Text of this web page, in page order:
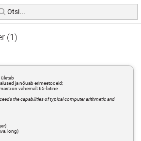
(1)
ületab
ja nõuab erimeetodeid;
on vähemalt 65-bitine
the capabilities of typical computer arithmetic and
long)